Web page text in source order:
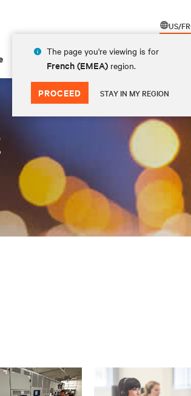
US/FR
The page you're viewing is for
French (EMEA) region.
PROCEED STAY IN MY REGION
Insights À propos